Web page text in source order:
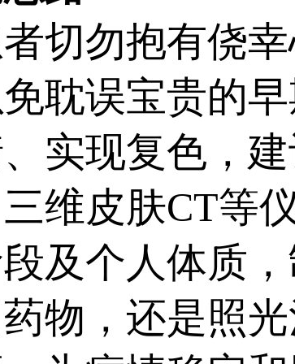
勿抱有侥幸
耽误宝贵的
实现复色，
维皮肤CT等
及个人体质
物，还是照